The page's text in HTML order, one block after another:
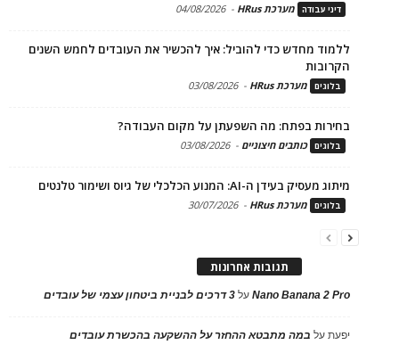
דיני עבודה מערכת HRus -
04/08/2026
ללמוד מחדש כדי להוביל: איך להכשיר את העובדים לחמש השנים
הקרובות
בלוגים מערכת HRus -
03/08/2026
בחירות בפתח: מה השפעתן על מקום העבודה?
בלוגים כותבים חיצוניים -
03/08/2026
מיתוג מעסיק בעידן ה-AI: המנוע הכלכלי של גיוס ושימור טלנטים
בלוגים מערכת HRus -
30/07/2026
תגובות אחרונות
Nano Banana 2 Proעל 3 דרכים לבניית ביטחון עצמי של עובדים
יפעתעל במה מתבטא ההחזר על ההשקעה בהכשרת עובדים